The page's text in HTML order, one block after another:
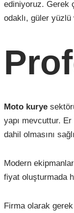
ediniyoruz. Gerek
odaklı, güler
Moto kurye
yapı mevcuttur.
dahil olmasını
Modern
fiyat oluşturmada
Firma olarak